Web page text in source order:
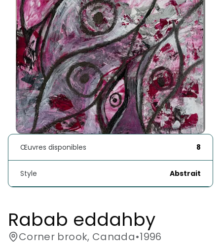
Œuvres disponibles 8
Style Abstrait
Rabab eddahby
Corner brook, Canada•1996